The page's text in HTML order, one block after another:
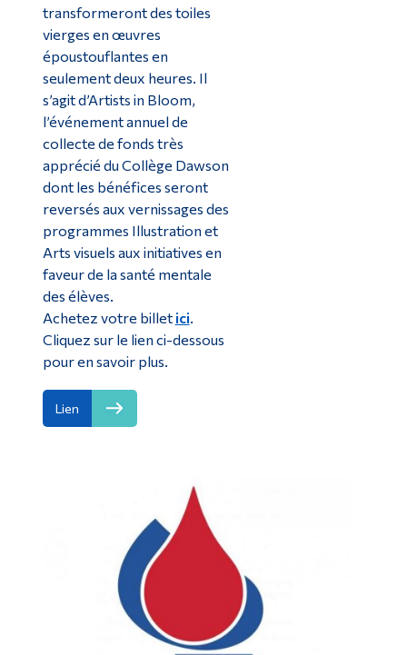
transformeront des toiles
vierges en œuvres
époustouflantes en
seulement deux heures. Il
s’agit d’Artists in Bloom,
l’événement annuel de
collecte de fonds très
apprécié du Collège Dawson
dont les bénéfices seront
reversés aux vernissages des
programmes Illustration et
Arts visuels aux initiatives en
faveur de la santé mentale
des élèves.
Achetez votre billet ici
Cliquez sur le lien ci-dessous
pour en savoir plus.
Lien